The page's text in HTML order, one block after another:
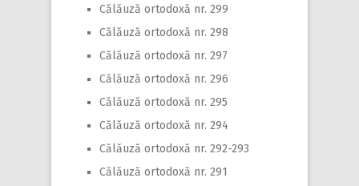
Călăuză ortodoxă nr. 299
Călăuză ortodoxă nr. 298
Călăuză ortodoxă nr. 297
Călăuză ortodoxă nr. 296
Călăuză ortodoxă nr. 295
Călăuză ortodoxă nr. 294
Călăuză ortodoxă nr. 292-293
Călăuză ortodoxă nr. 291